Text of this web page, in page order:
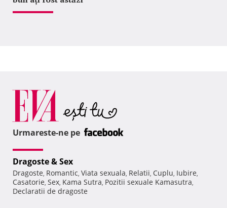
Urmareste-ne pe
Dragoste & Sex
Dragoste, Romantic, Viata sexuala, Relatii, Cuplu, Iubire,
Casatorie, Sex, Kama Sutra, Pozitii sexuale Kamasutra,
Declaratii de dragoste